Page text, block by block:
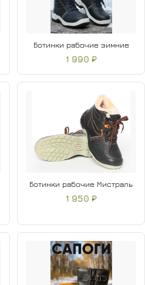
Ботинки рабочие зимние
1 990 ₽
Ботинки рабочие Мистраль
1 950 ₽